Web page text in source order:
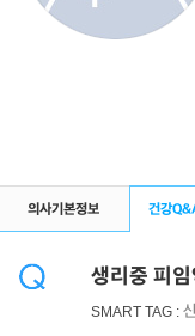
의사기본정보 건강
생리중 피
SMART TAG :